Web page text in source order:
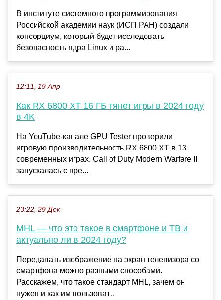
В институте системного программирования
Российской академии наук (ИСП РАН) создали
консорциум, который будет исследовать
безопасность ядра Linux и ра...
12:11, 19 Апр
Как RX 6800 XT 16 ГБ тянет игры в 2024 году
в 4K
На YouTube-канале GPU Tester проверили
игровую производительность RX 6800 XT в 13
современных играх. Call of Duty Modern Warfare II
запускалась с пре...
23:22, 29 Дек
MHL — что это такое в смартфоне и ТВ и
актуально ли в 2024 году?
Передавать изображение на экран телевизора со
смартфона можно разными способами.
Расскажем, что такое стандарт MHL, зачем он
нужен и как им пользоват...